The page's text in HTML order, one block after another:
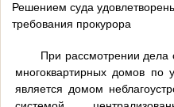
Решением суда
требования прокурора
При рассмотрении дела
многоквартирных домов по
является домом